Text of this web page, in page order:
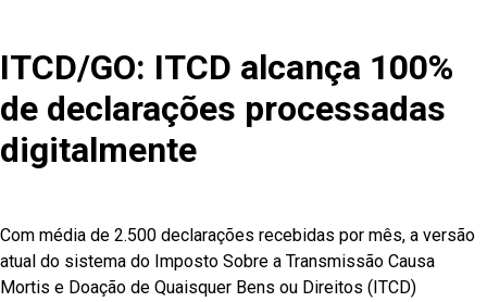
ITCD/GO: ITCD alcança 100%
de declarações processadas
digitalmente
Com média de 2.500 declarações recebidas por mês, a versão
atual do sistema do Imposto Sobre a Transmissão Causa
Mortis e Doação de Quaisquer Bens ou Direitos (ITCD)